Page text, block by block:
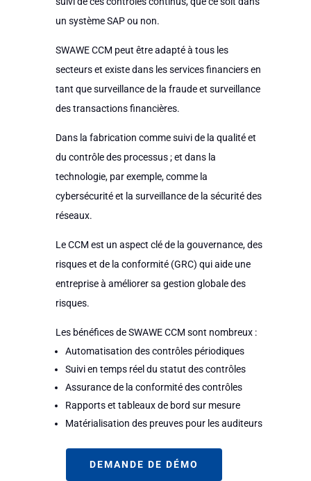
un système SAP ou non.
SWAWE CCM peut être adapté à tous les
secteurs et existe dans les services financiers en
tant que surveillance de la fraude et surveillance
des transactions financières.
Dans la fabrication comme suivi de la qualité et
du contrôle des processus ; et dans la
technologie, par exemple, comme la
cybersécurité et la surveillance de la sécurité des
réseaux.
Le CCM est un aspect clé de la gouvernance, des
risques et de la conformité (GRC) qui aide une
entreprise à améliorer sa gestion globale des
risques.
Les bénéfices de SWAWE CCM sont nombreux :
Automatisation des contrôles périodiques
Suivi en temps réel du statut des contrôles
Assurance de la conformité des contrôles
Rapports et tableaux de bord sur mesure
Matérialisation des preuves pour les auditeurs
DEMANDE DE DÉMO